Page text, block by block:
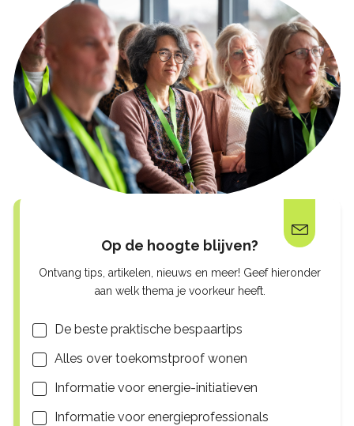
Op de hoogte blijven?
Ontvang tips, artikelen, nieuws en meer! Geef hieronder
aan welk thema je voorkeur heeft.
LijstenDe beste praktische bespaartips
Alles over toekomstproof wonen
Informatie voor energie-initiatieven
Informatie voor energieprofessionals